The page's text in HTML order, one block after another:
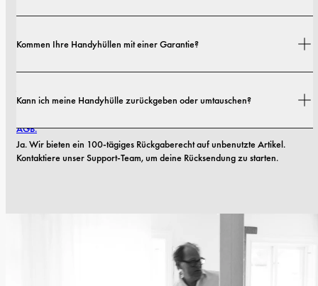
Details findest du in unserer Versandrichtlinie.
Kommen Ihre Handyhüllen mit einer Garantie?
innerhalb der ersten 12 Monate Material- oder Verarbeitungsfehler
AGB.
Kann ich meine Handyhülle zurückgeben oder umtauschen?
Ja. Wir bieten ein 100-tägiges Rückgaberecht auf unbenutzte Artikel.
Kontaktiere unser Support-Team, um deine Rücksendung zu starten.